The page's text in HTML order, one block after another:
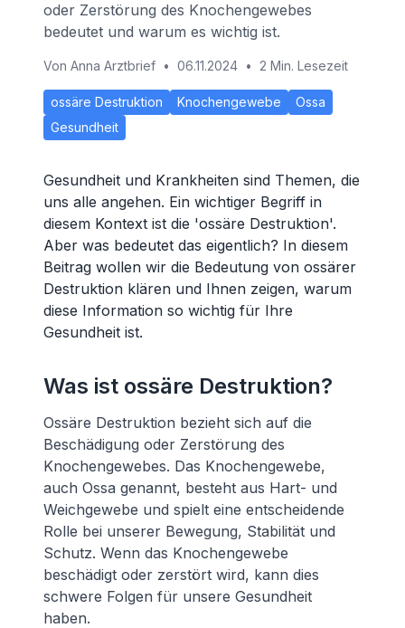
oder Zerstörung des Knochengewebes
bedeutet und warum es wichtig ist.
Von Anna Arztbrief • 06.11.2024 • 2 Min. Lesezeit
ossäre Destruktion Knochengewebe
Ossa
Gesundheit
Gesundheit und Krankheiten sind Themen, die
uns alle angehen. Ein wichtiger Begriff in
diesem Kontext ist die 'ossäre Destruktion'.
Aber was bedeutet das eigentlich? In diesem
Beitrag wollen wir die Bedeutung von ossärer
Destruktion klären und Ihnen zeigen, warum
diese Information so wichtig für Ihre
Gesundheit ist.
Was ist ossäre Destruktion?
Ossäre Destruktion bezieht sich auf die
Beschädigung oder Zerstörung des
Knochengewebes. Das Knochengewebe,
auch Ossa genannt, besteht aus Hart- und
Weichgewebe und spielt eine entscheidende
Rolle bei unserer Bewegung, Stabilität und
Schutz. Wenn das Knochengewebe
beschädigt oder zerstört wird, kann dies
schwere Folgen für unsere Gesundheit
haben.